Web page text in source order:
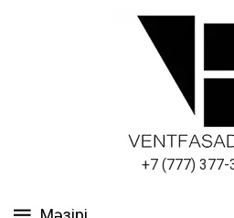
+7 (777) 377-